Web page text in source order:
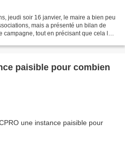
jeudi soir 16 janvier, le maire a bien peu
mais a présenté un bilan de
campagne, tout en précisant que cela lui
paisible pour combien